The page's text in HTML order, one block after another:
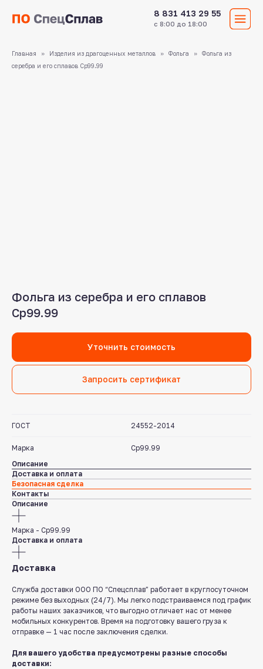
8 831 413 29 55
Главная Изделия из драгоценных металлов Фольга
Фольга из
серебра и его сплавов Ср99.99
Фольга из серебра и его сплавов
Ср99.99
Уточнить стоимость
Запросить сертификат
ГОСТ 24552-2014
Марка
Ср99.99
Описание
Доставка и оплата
Безопасная сделка
Контакты
Описание
Марка - Ср99.99
Доставка и оплата
Доставка
Служба доставки ООО ПО “Спецсплав” работает в круглосуточном
режиме без выходных (24/7). Мы легко подстраиваемся под график
работы наших заказчиков, что выгодно отличает нас от менее
мобильных конкурентов. Время на подготовку вашего груза к
отправке — 1 час после заключения сделки.
Для вашего удобства предусмотрены разные способы
доставки: